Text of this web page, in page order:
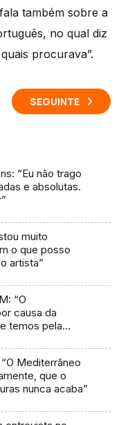
também sobre a
no qual diz
procurava”.
SEGUINTE
“Eu não trago
e absolutas.
muito
o que posso
artista”
“O
causa da
temos pela
Mediterrâneo
que o
nunca acaba”